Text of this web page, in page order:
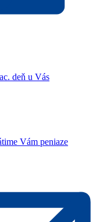
deň u Vás
Vám peniaze